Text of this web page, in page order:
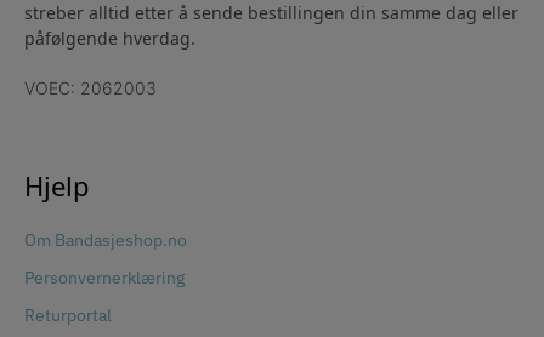
streber alltid etter å sende bestillingen din samme dag eller
påfølgende hverdag.
VOEC: 2062003
Hjelp
Om Bandasjeshop.no
Personvernerklæring
Returportal